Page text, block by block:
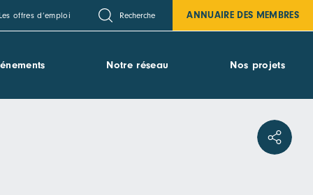
Les offres d’emploi Recherche ANNUAIRE DES MEMBRES
Notre réseau Nos projets